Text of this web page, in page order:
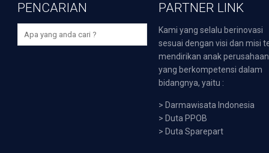
PENCARIAN PARTNER LINK
Kami yang selalu berinovasi
sesuai dengan visi dan misi
mendirikan anak perusahaan
yang berkompetensi dalam
bidangnya, yaitu :
> Darmawisata Indonesia
> Duta PPOB
> Duta Sparepart